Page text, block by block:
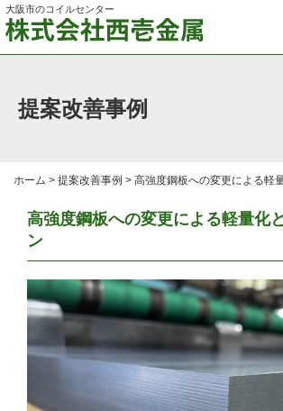
大阪市のコイルセンター
提案改善事例
ホーム > 提案改善事例 > 高強度鋼板への変更による軽
高強度鋼板への変更による軽量化
ン